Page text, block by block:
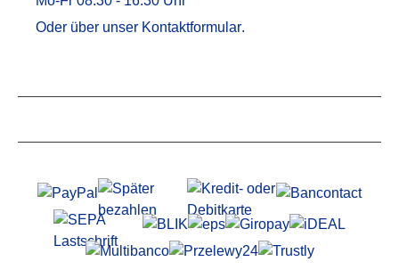
Oder über unser Kontaktformular.